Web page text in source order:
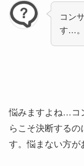
コン
す…。
悩みますよね…コ
らこそ決断する
す。悩まない方が